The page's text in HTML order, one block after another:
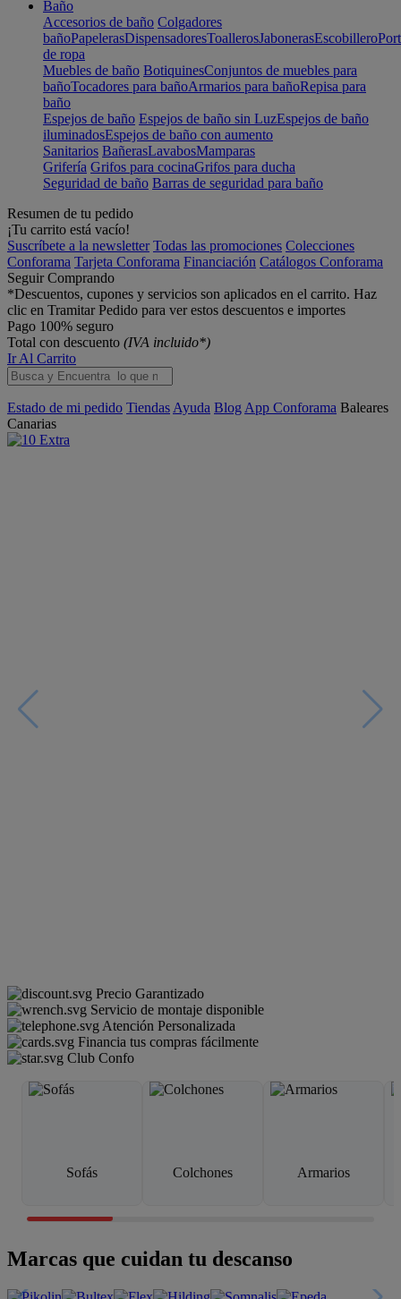
Baño
Accesorios de baño Colgadores
bañoPapelerasDispensadoresToallerosJabonerasEscobillero
de ropa
Muebles de baño BotiquinesConjuntos de muebles para
bañoTocadores para bañoArmarios para bañoRepisa para
baño
Espejos de baño Espejos de baño sin LuzEspejos de baño
iluminadosEspejos de baño con aumento
Sanitarios BañerasLavabosMamparas
Grifería Grifos para cocinaGrifos para ducha
Seguridad de baño Barras de seguridad para baño
Resumen de tu pedido
¡Tu carrito está vacío!
Suscríbete a la newsletter Todas las promociones Colecciones
Conforama Tarjeta Conforama Financiación Catálogos Conforama
Seguir Comprando
*Descuentos, cupones y servicios son aplicados en el carrito. Haz
clic en Tramitar Pedido para ver estos descuentos e importes
Pago 100% seguro
Total con descuento (IVA incluido*)
Ir Al Carrito
Estado de mi pedido Tiendas Ayuda Blog App Conforama Baleares
Canarias
Precio Garantizado
Servicio de montaje disponible
Atención Personalizada
Financia tus compras fácilmente
Club Confo
Sofás Colchones Armarios
Marcas que cuidan tu descanso